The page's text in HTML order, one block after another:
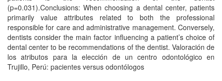
(p=0.031).Conclusions: When choosing a dental center, patients
primarily value attributes related to both the professional
responsible for care and administrative management. Conversely,
dentists consider the main factor influencing a patient’s choice of
dental center to be recommendations of the dentist. Valoración de
los atributos para la elección de un centro odontológico en
Trujillo, Perú: pacientes versus odontólogos